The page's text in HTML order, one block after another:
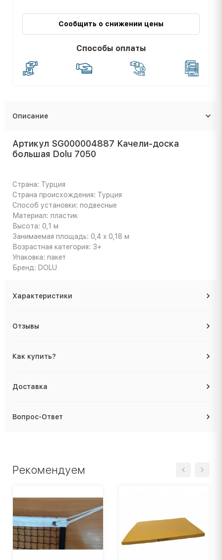
Сообщить о снижении цены
Способы оплаты
Описание
Артикул SG000004887 Качели-доска
большая Dolu 7050
Страна: Турция
Страна происхождения: Турция
Способ установки: подвесные
Материал: пластик
Высота: 0,1 м
Занимаемая площадь: 0,4 x 0,18 м
Возрастная категория: 3+
Упаковка: пакет
Бренд: DOLU
Характеристики
Отзывы
Как купить?
Доставка
Вопрос-Ответ
Рекомендуем